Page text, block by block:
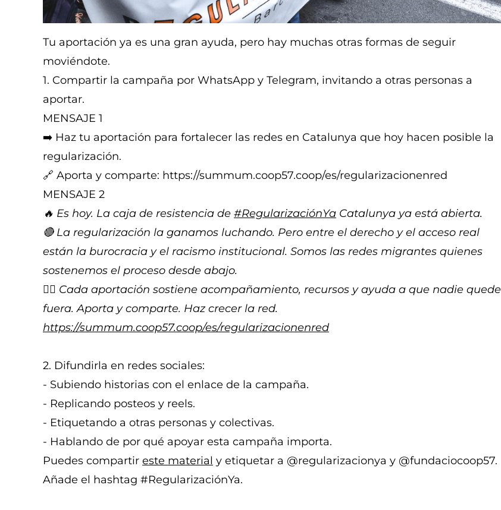
Tu aportación ya es una gran ayuda, pero hay muchas otras formas de seguir
moviéndote.
1. Compartir la campaña por WhatsApp y Telegram, invitando a otras personas a
aportar.
MENSAJE 1
➡️ Haz tu aportación para fortalecer las redes en Catalunya que hoy hacen posible la
regularización.
🔗 Aporta y comparte: https://summum.coop57.coop/es/regularizacionenred
MENSAJE 2
🔥 Es hoy. La caja de resistencia de #RegularizaciónYa Catalunya ya está abierta.
🔴 La regularización la ganamos luchando. Pero entre el derecho y el acceso real
están la burocracia y el racismo institucional. Somos las redes migrantes quienes
sostenemos el proceso desde abajo.
👉🏽 Cada aportación sostiene acompañamiento, recursos y ayuda a que nadie quede
fuera. Aporta y comparte. Haz crecer la red.
https://summum.coop57.coop/es/regularizacionenred
2. Difundirla en redes sociales:
- Subiendo historias con el enlace de la campaña.
- Replicando posteos y reels.
- Etiquetando a otras personas y colectivas.
- Hablando de por qué apoyar esta campaña importa.
Puedes compartir este material y etiquetar a @regularizacionya y @fundaciocoop57.
Añade el hashtag #RegularizaciónYa.